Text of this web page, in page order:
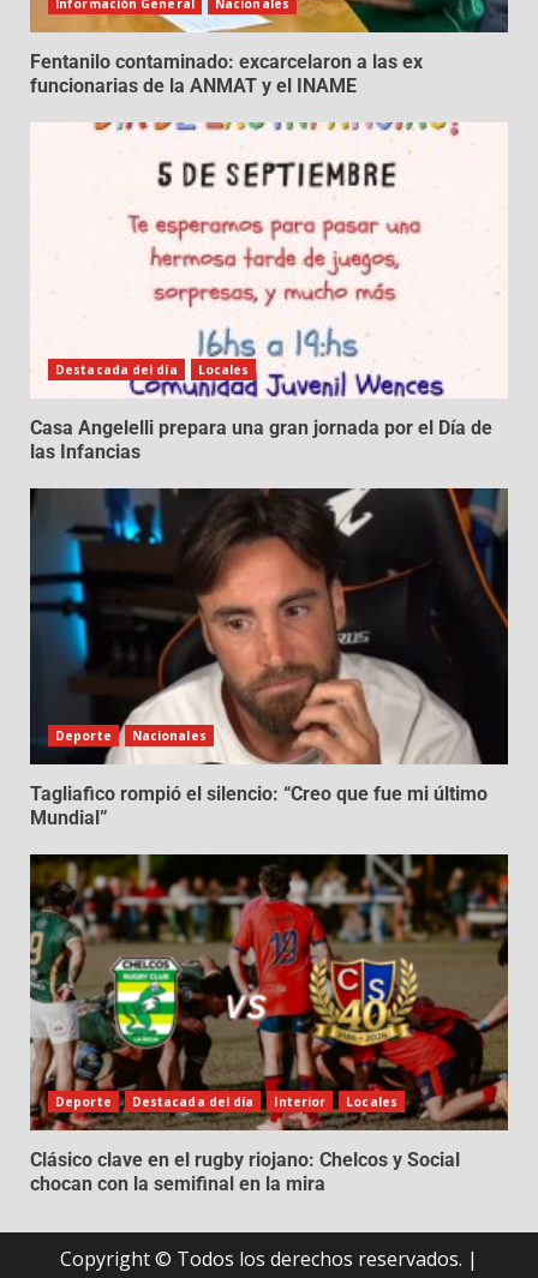
Información General Nacionales
Fentanilo contaminado: excarcelaron a las ex
funcionarias de la ANMAT y el INAME
Destacada del día Locales
Casa Angelelli prepara una gran jornada por el Día de
las Infancias
Deporte Nacionales
Tagliafico rompió el silencio: “Creo que fue mi último
Mundial”
Deporte Destacada del día Interior Locales
Clásico clave en el rugby riojano: Chelcos y Social
chocan con la semifinal en la mira
Copyright © Todos los derechos reservados. |